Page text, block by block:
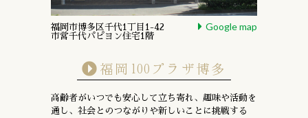
福岡市博多区千代1丁目1-42
市営千代パピヨン住宅1階
Google map
福岡100プラザ博多
高齢者がいつでも安心して立ち寄れ、趣味や活動を
通し、 社会とのつながりや新しいことに挑戦する